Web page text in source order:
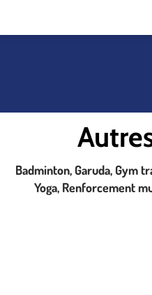
Badminton, Garuda, Gym
Yoga, Renforcement